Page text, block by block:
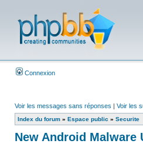
Connexion
Voir les messages sans réponses | Voir les
Index du forum » Espace public » Securite
New Android Malware